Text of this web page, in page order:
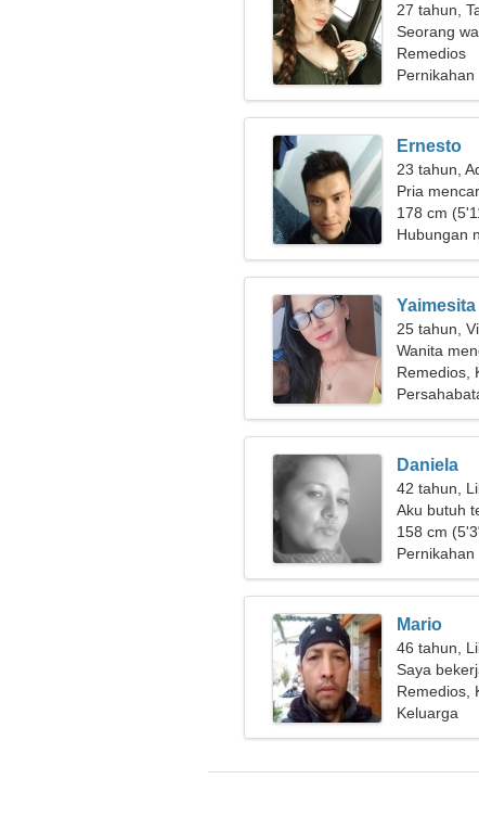
27 tahun,
Seorang
cinta sejati
Remedios
Pernikahan
Ernesto
23 tahun,
Pria
178 cm
Hubungan
Yaimesita
25 tahun,
Wanita
Remedios,
Daniela
42 tahun,
Aku butuh
158 cm
Pernikahan
Mario
46 tahun,
Saya
wanita
Remedios,
Keluarga